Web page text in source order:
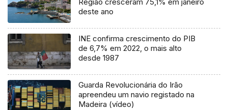
deste ano
INE confirma crescimento do PIB
de 6,7% em 2022, o mais alto
desde 1987
Guarda Revolucionária do Irão
apreendeu um navio registado na
Madeira (vídeo)